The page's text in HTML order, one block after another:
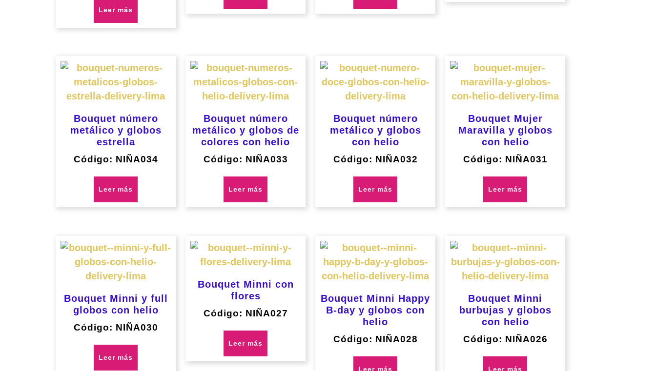
Leer más
Bouquet número
metálico y globos
estrella
Código: NIÑA034
Leer más
Bouquet número
metálico y globos de
colores con helio
Código: NIÑA033
Leer más
Bouquet número
metálico y globos
con helio
Código: NIÑA032
Leer más
Bouquet Mujer
Maravilla y globos
con helio
Código: NIÑA031
Leer más
Bouquet Minni y full
globos con helio
Código: NIÑA030
Leer más
Bouquet Minni con
flores
Código: NIÑA027
Leer más
Bouquet Minni Happy
B-day y globos con
helio
Código: NIÑA028
Leer más
Bouquet Minni
burbujas y globos
con helio
Código: NIÑA026
Leer más